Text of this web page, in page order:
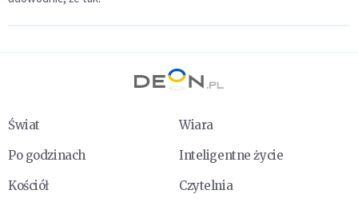
Świat
Wiara
Po godzinach
Inteligentne życie
Kościół
Czytelnia